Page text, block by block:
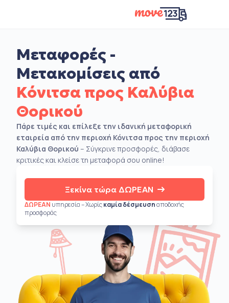
Μεταφορές -
Μετακομίσεις από
Κόνιτσα προς Καλύβια
Θορικού
Πάρε τιμές και επίλεξε την ιδανική μεταφορική
εταιρεία από την περιοχή Κόνιτσα προς την περιοχή
Καλύβια Θορικού – Σύγκρινε προσφορές, διάβασε
κριτικές και κλείσε τη μεταφορά σου online!
Ξεκίνα τώρα ΔΩΡΕΑΝ
ΔΩΡΕΑΝ υπηρεσία – Χωρίςκαμία δέσμευσηαποδοχής
προσφοράς